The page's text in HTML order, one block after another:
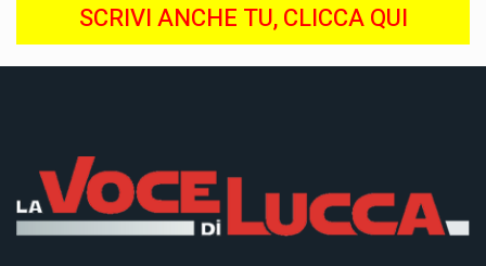
SCRIVI ANCHE TU, CLICCA QUI